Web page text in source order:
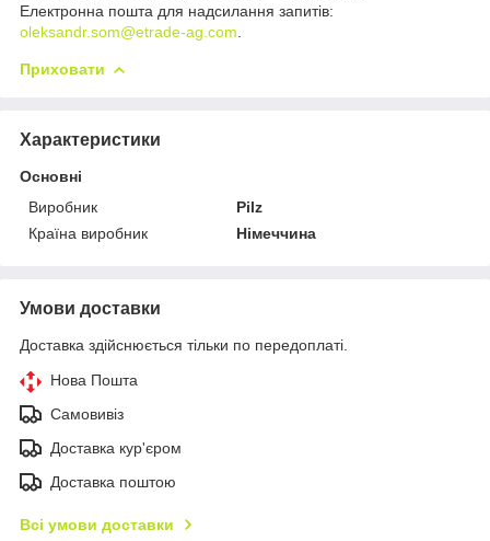
Електронна пошта для надсилання запитів:
oleksandr.som@etrade-ag.com
Приховати
Характеристики
Основні
Виробник
Pilz
Країна виробник
Німеччина
Умови доставки
Доставка здійснюється тільки по передоплаті.
Нова Пошта
Самовивіз
Доставка кур'єром
Доставка поштою
Всі умови доставки